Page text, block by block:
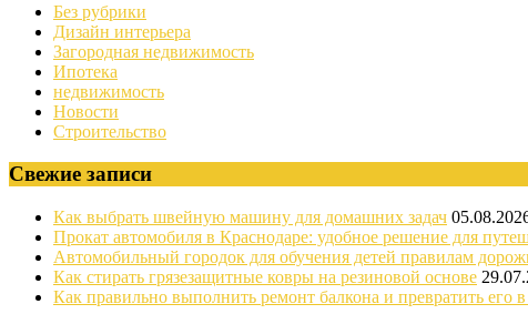
Без рубрики
Дизайн интерьера
Загородная недвижимость
Ипотека
недвижимость
Новости
Строительство
Свежие записи
Как выбрать швейную машину для домашних задач
Прокат автомобиля в Краснодаре: удобное решение для
Автомобильный городок для обучения детей правилам
Как стирать грязезащитные ковры на резиновой основе
Как правильно выполнить ремонт балкона и превратить его